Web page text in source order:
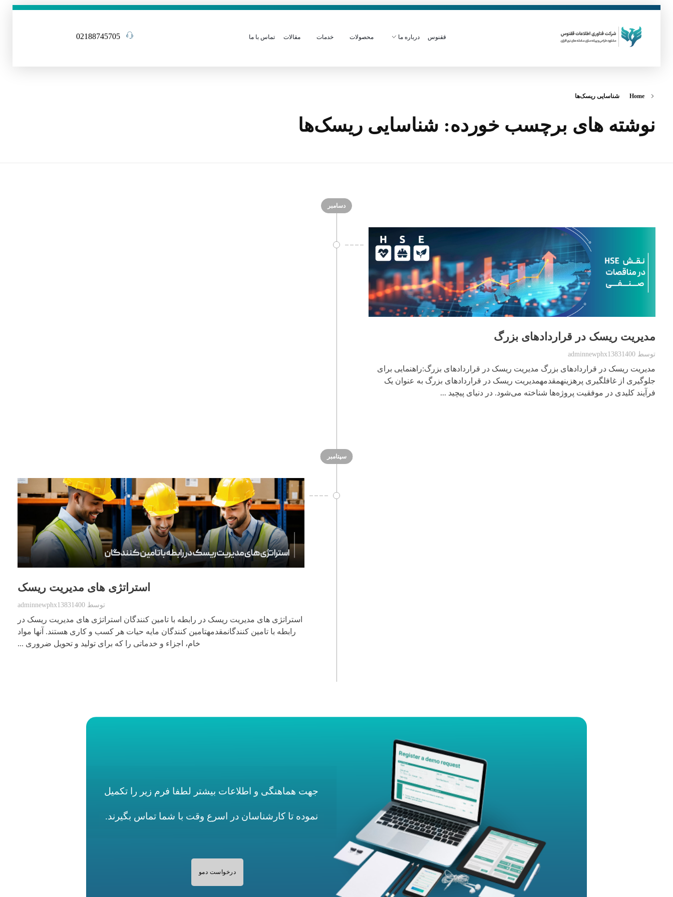
ققنوس درباره ما محصولات خدمات مقالات تماس با ما 02188745705
Home شناسایی ریسک‌ها
نوشته های برچسب خورده: شناسایی ریسک‌ها
دسامبر
مدیریت ریسک در قراردادهای بزرگ
توسط adminnewphx13831400
مدیریت ریسک در قراردادهای بزرگ مدیریت ریسک در قراردادهای بزرگ:راهنمایی برای
جلوگیری از غافلگیری پرهزینهمقدمهمدیریت ریسک در قراردادهای بزرگ به عنوان یک
فرآیند کلیدی در موفقیت پروژه‌ها شناخته می‌شود. در دنیای پیچید ...
سپتامبر
استراتژی های مدیریت ریسک
توسط adminnewphx13831400
استراتژی های مدیریت ریسک در رابطه با تامین کنندگان استراتژی های مدیریت ریسک در
رابطه با تامین کنندگانمقدمهتامین کنندگان مایه حیات هر کسب و کاری هستند. آنها مواد
خام، اجزاء و خدماتی را که برای تولید و تحویل ضروری ...
جهت هماهنگی و اطلاعات بیشتر لطفا فرم زیر را تکمیل
نموده تا کارشناسان در اسرع وقت با شما تماس بگیرند.
درخواست دمو